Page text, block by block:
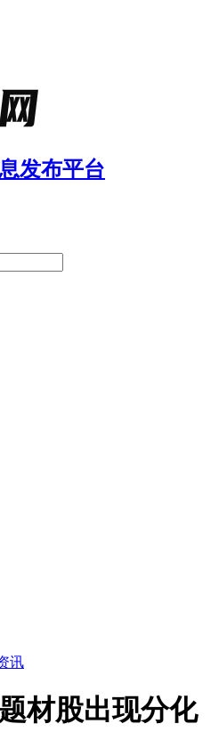
发布平台
讯
材股出现分化